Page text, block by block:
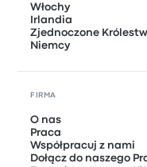
Włochy
Irlandia
Zjednoczone
Niemcy
FIRMA
O nas
Praca
Współpracuj z nami
Dołącz do naszego